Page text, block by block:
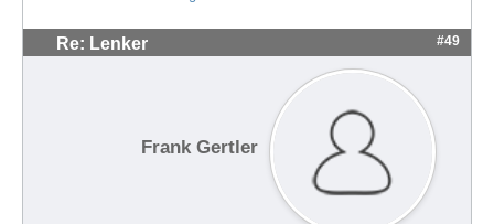
Re: Lenker #49
Frank Gertler